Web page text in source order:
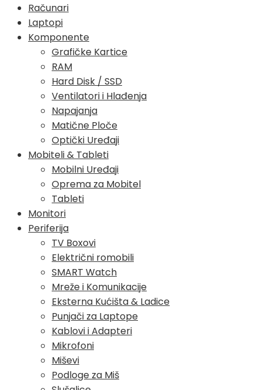
Računari
Laptopi
Komponente
Grafičke Kartice
RAM
Hard Disk / SSD
Ventilatori i Hlađenja
Napajanja
Matične Ploče
Optički Uređaji
Mobiteli & Tableti
Mobilni Uređaji
Oprema za Mobitel
Tableti
Monitori
Periferija
TV Boxovi
Električni romobili
SMART Watch
Mreže i Komunikacije
Eksterna Kućišta & Ladice
Punjači za Laptope
Kablovi i Adapteri
Mikrofoni
Miševi
Podloge za Miš